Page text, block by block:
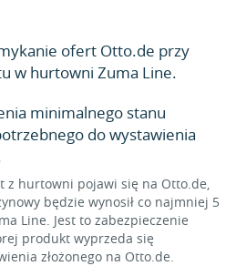
ofert Otto.de przy
w hurtowni Zuma Line.
minimalnego stanu
do wystawienia
z hurtowni pojawi się na Otto.de,
będzie wynosił co najmniej 5
Line. Jest to zabezpieczenie
produkt wyprzeda się
złożonego na Otto.de.